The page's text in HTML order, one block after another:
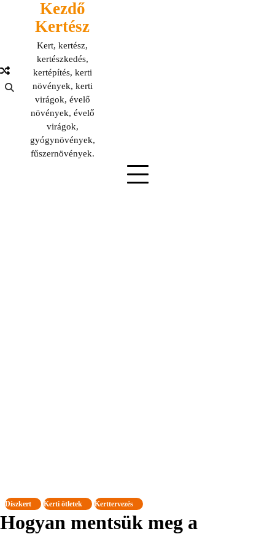
Kezdő
Kertész
Kert, kertész,
kertészkedés,
kertépítés, kerti
növények, kerti
virágok, évelő
növények, évelő
virágok,
gyógynövények,
fűszernövények.
Díszkert Kerti ötletek Kerttervezés
Hogyan mentsük meg a